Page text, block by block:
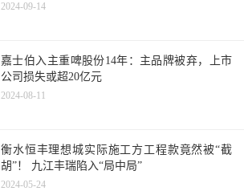
2024-09-14
嘉士伯入主重啤股份14年：主品牌被弃，上市
公司损失或超20亿元
2024-08-11
衡水恒丰理想城实际施工方工程款竟然被“截
胡”！ 九江丰瑞陷入“局中局”
2024-05-24